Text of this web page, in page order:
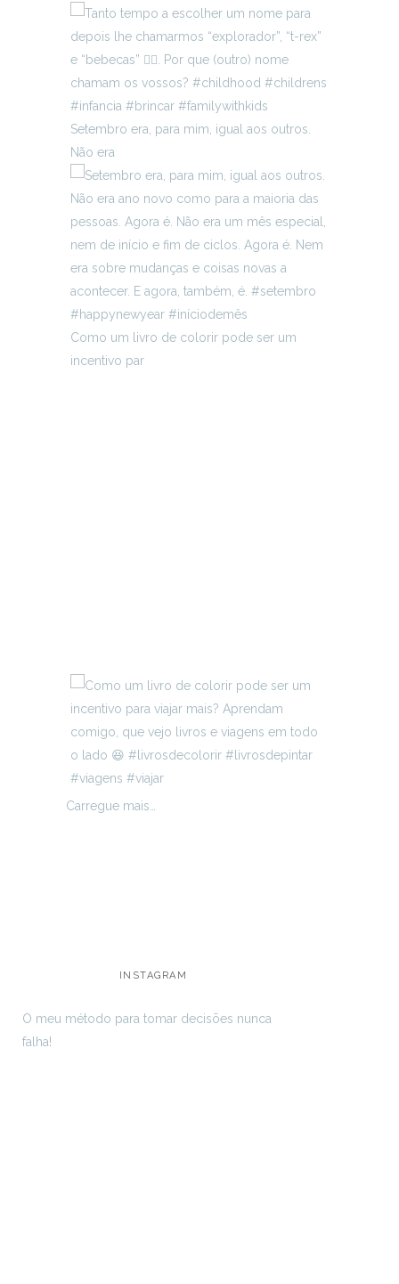
Setembro era, para mim, igual aos outros.
Não era
Como um livro de colorir pode ser um
incentivo par
Carregue mais…
INSTAGRAM
O meu método para tomar decisões nunca
falha!